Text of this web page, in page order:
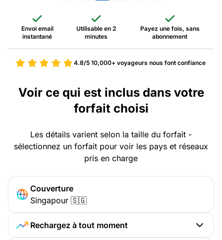
Envoi email
instantané
Utilisable en 2
minutes
Payez une fois, sans
abonnement
4.8/5 10,000+ voyageurs nous font confiance
Voir ce qui est inclus dans votre
forfait choisi
Les détails varient selon la taille du forfait -
sélectionnez un forfait pour voir les pays et réseaux
pris en charge
Couverture
Singapour 🇸🇬
Rechargez à tout moment